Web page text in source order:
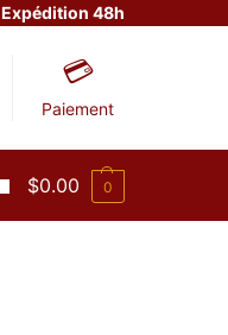
Expédition 48h
Paiement
$0.00 0